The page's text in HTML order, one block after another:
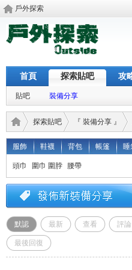
戶外探索
首頁 探索貼吧 攻
貼吧 裝備分享
探索貼吧 『 裝備分享 』
服飾 鞋襪 背包 帳篷 睡
頭巾 圍巾 圍脖 腰帶
默認 最新 查看 評論
最後回復